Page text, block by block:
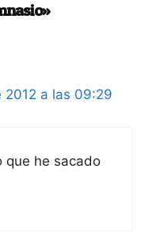
a las 09:29
que he sacado